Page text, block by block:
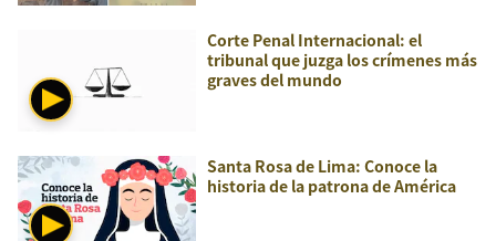
Corte Penal Internacional: el
tribunal que juzga los crímenes más
graves del mundo
Santa Rosa de Lima: Conoce la
historia de la patrona de América